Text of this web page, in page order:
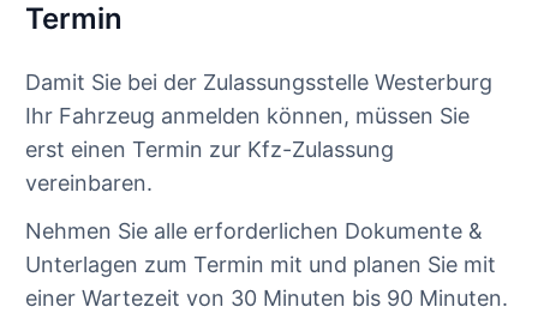
Termin
Damit Sie bei der Zulassungsstelle Westerburg
Ihr Fahrzeug anmelden können, müssen Sie
erst einen Termin zur Kfz-Zulassung
vereinbaren.
Nehmen Sie alle erforderlichen Dokumente &
Unterlagen zum Termin mit und planen Sie mit
einer Wartezeit von 30 Minuten bis 90 Minuten.